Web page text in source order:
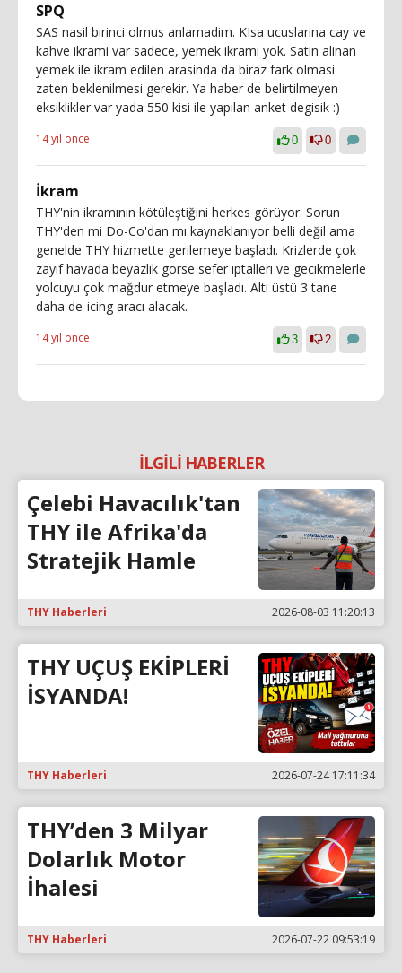
SPQ
SAS nasil birinci olmus anlamadim. KIsa ucuslarina cay ve
kahve ikrami var sadece, yemek ikrami yok. Satin alinan
yemek ile ikram edilen arasinda da biraz fark olmasi
zaten beklenilmesi gerekir. Ya haber de belirtilmeyen
eksiklikler var yada 550 kisi ile yapilan anket degisik :)
14 yıl önce 0 0
İkram
THY'nin ikramının kötüleştiğini herkes görüyor. Sorun
THY'den mi Do-Co'dan mı kaynaklanıyor belli değil ama
genelde THY hizmette gerilemeye başladı. Krizlerde çok
zayıf havada beyazlık görse sefer iptalleri ve gecikmelerle
yolcuyu çok mağdur etmeye başladı. Altı üstü 3 tane
daha de-icing aracı alacak.
14 yıl önce 3 2
İLGİLİ HABERLER
Çelebi Havacılık'tan
THY ile Afrika'da
Stratejik Hamle
THY Haberleri 2026-08-03 11:20:13
THY UÇUŞ EKİPLERİ
İSYANDA!
THY Haberleri 2026-07-24 17:11:34
THY’den 3 Milyar
Dolarlık Motor
İhalesi
THY Haberleri 2026-07-22 09:53:19